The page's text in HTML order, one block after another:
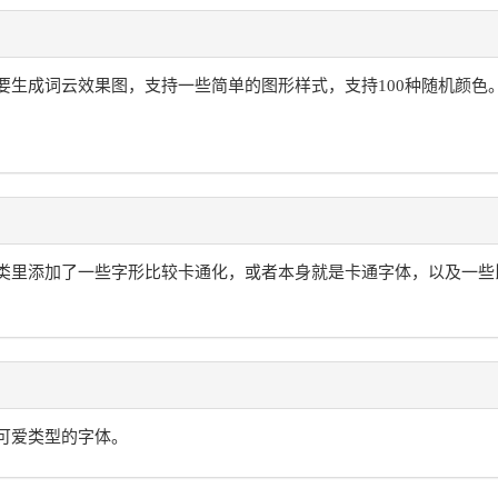
生成词云效果图，支持一些简单的图形样式，支持100种随机颜色
里添加了一些字形比较卡通化，或者本身就是卡通字体，以及一
爱类型的字体。